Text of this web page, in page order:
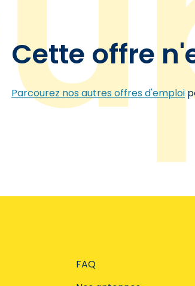
Cette offre
Parcourez nos autres offres d'emploi
FAQ